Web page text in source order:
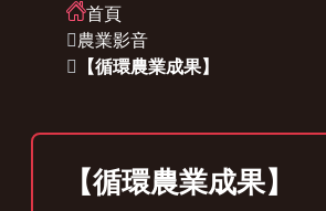
首頁
農業影音
【循環農業成果】
【循環農業成果】